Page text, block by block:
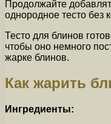
Продолжайте
однородное тесто без
Тесто для блинов
чтобы оно немного
жарке блинов.
Как жарить
Ингредиенты: